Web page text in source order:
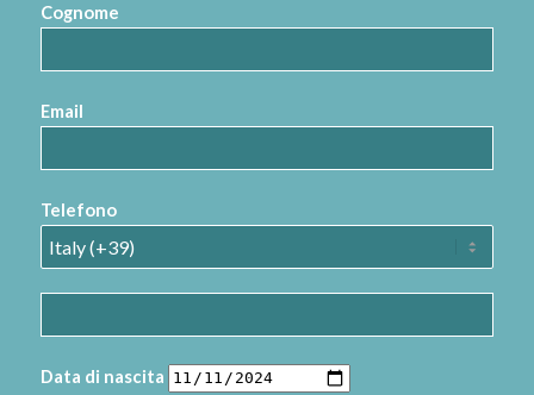
Cognome
Email
Telefono
Data di nascita